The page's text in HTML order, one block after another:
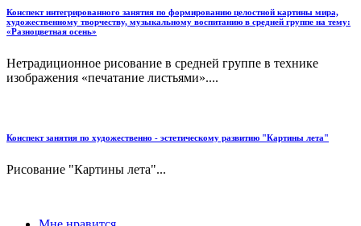
Конспект интегрированного занятия по формированию целостной картины мира,
художественному творчеству, музыкальному воспитанию в средней группе на тему:
«Разноцветная осень»
Нетрадиционное рисование в средней группе в технике
изображения «печатание листьями»....
Конспект занятия по художественно - эстетическому развитию "Картины лета"
Рисование "Картины лета"...